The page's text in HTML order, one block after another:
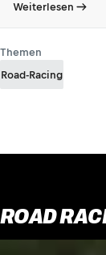
Weiterlesen
Themen
Road-Racing
ROAD